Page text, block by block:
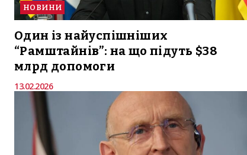
НОВИНИ
Один із найуспішніших
“Рамштайнів”: на що підуть $38
млрд допомоги
13.02.2026